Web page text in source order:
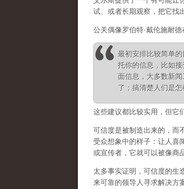
试、或者长期观察，把它找
公关偶像罗伯特·戴伦施耐
最初安排比较简单
托你的信息，比如
面信息，大多数新
了；搞清楚人们是
这些建议都比较实用，但它
可信度是被制造出来的，
受众想象中的样子：让人喜
或宣传者，它就可以被像商
太多事实证明，可信度的生
来可靠的领导人寻求解决方